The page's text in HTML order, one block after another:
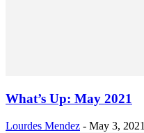
What’s Up: May 2021
Lourdes Mendez - May 3, 2021